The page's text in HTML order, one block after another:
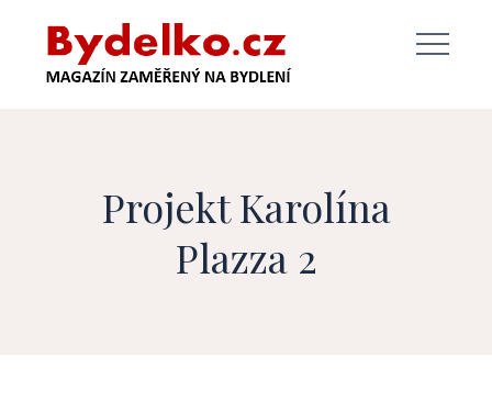
content
Projekt Karolína
Plazza 2